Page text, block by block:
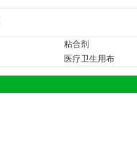
粘合剂
医疗卫生用布